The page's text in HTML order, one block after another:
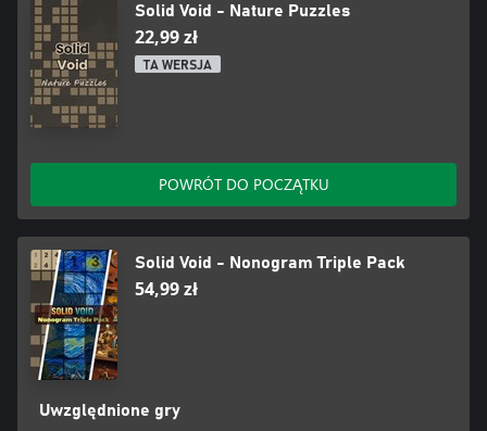
Solid Void - Nature Puzzles
22,99 zł
TA WERSJA
POWRÓT DO POCZĄTKU
Solid Void - Nonogram Triple Pack
54,99 zł
Uwzględnione gry